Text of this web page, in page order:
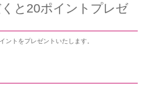
と20ポイントプレゼ
ントをプレゼントいたします。